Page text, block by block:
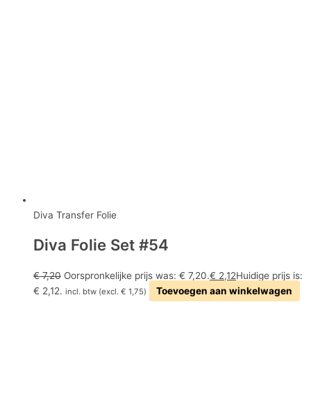
Diva Transfer Folie
Diva Folie Set #54
€7,20 Oorspronkelijke prijs was: € 7,20.€ 2,12Huidige prijs is:
€ 2,12. incl. btw (excl. € 1,75) Toevoegen aan winkelwagen